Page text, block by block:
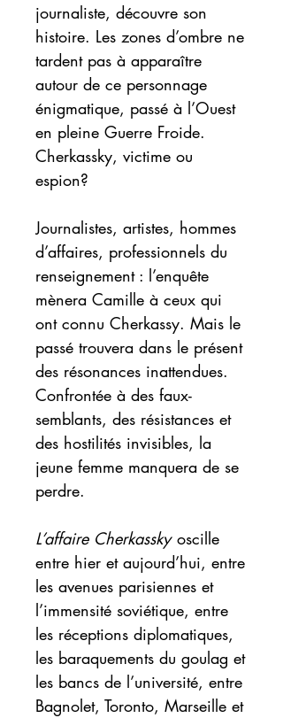
journaliste, découvre son
histoire. Les zones d’ombre ne
tardent pas à apparaître
autour de ce personnage
énigmatique, passé à l’Ouest
en pleine Guerre Froide.
Cherkassky, victime ou
espion?
Journalistes, artistes, hommes
d’affaires, professionnels du
renseignement : l’enquête
mènera Camille à ceux qui
ont connu Cherkassy. Mais le
passé trouvera dans le présent
des résonances inattendues.
Confrontée à des faux-
semblants, des résistances et
des hostilités invisibles, la
jeune femme manquera de se
perdre.
L’affaire Cherkasskyoscille
entre hier et aujourd’hui, entre
les avenues parisiennes et
l’immensité soviétique, entre
les réceptions diplomatiques,
les baraquements du goulag et
les bancs de l’université, entre
Bagnolet, Toronto, Marseille et